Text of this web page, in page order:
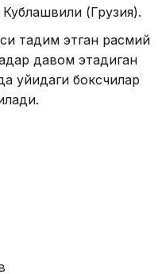
(Грузия).
тақдим этган расмий
давом этадиган
қуйидаги боксчилар